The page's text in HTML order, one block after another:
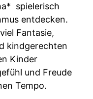
spielerisch
entdecken.
Fantasie,
kindgerechten
Kinder
und Freude
Tempo.